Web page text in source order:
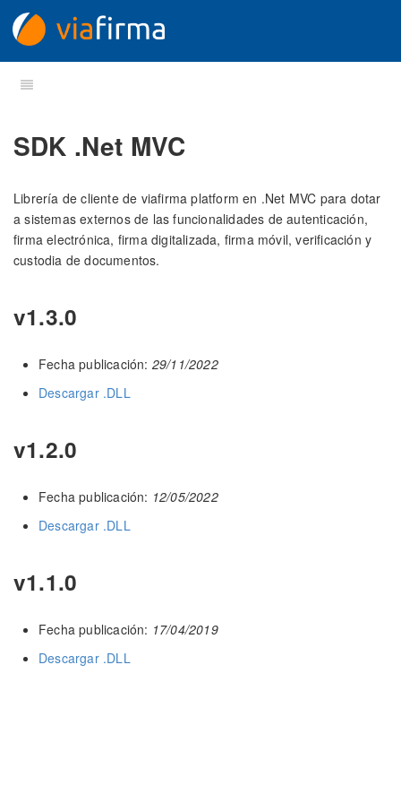
SDK .Net MVC
Librería de cliente de viafirma platform en .Net MVC para dotar
a sistemas externos de las funcionalidades de autenticación,
firma electrónica, firma digitalizada, firma móvil, verificación y
custodia de documentos.
v1.3.0
Fecha publicación: 29/11/2022
Descargar .DLL
v1.2.0
Fecha publicación: 12/05/2022
Descargar .DLL
v1.1.0
Fecha publicación: 17/04/2019
Descargar .DLL